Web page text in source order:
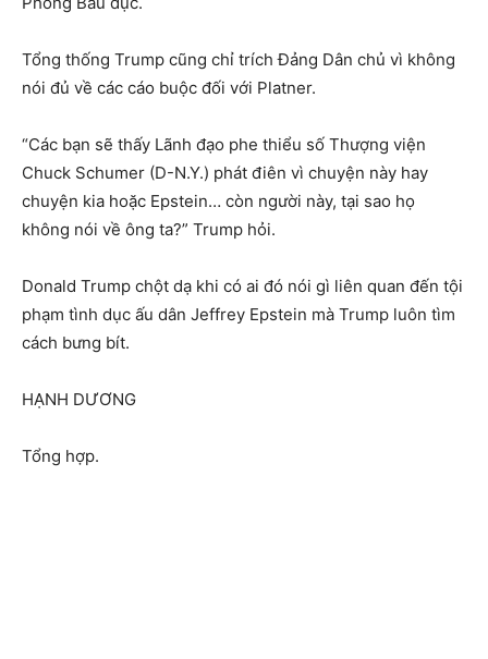
Tổng thống Trump cũng chỉ trích Đảng Dân chủ vì không
nói đủ về các cáo buộc đối với Platner.
“Các bạn sẽ thấy Lãnh đạo phe thiểu số Thượng viện
Chuck Schumer (D-N.Y.) phát điên vì chuyện này hay
chuyện kia hoặc Epstein… còn người này, tại sao họ
không nói về ông ta?” Trump hỏi.
Donald Trump chột dạ khi có ai đó nói gì liên quan đến tội
phạm tình dục ấu dân Jeffrey Epstein mà Trump luôn tìm
cách bưng bít.
HẠNH DƯƠNG
Tổng hợp.